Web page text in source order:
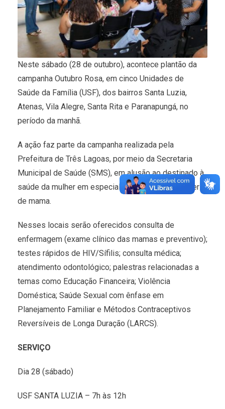
Neste sábado (28 de outubro), acontece plantão da
campanha Outubro Rosa, em cinco Unidades de
Saúde da Família (USF), dos bairros Santa Luzia,
Atenas, Vila Alegre, Santa Rita e Paranapungá, no
período da manhã.
A ação faz parte da campanha realizada pela
Prefeitura de Três Lagoas, por meio da Secretaria
Municipal de Saúde (SMS), em alusão ao destinado à
saúde da mulher em especial ao combate ao câncer
de mama.
Nesses locais serão oferecidos consulta de
enfermagem (exame clínico das mamas e preventivo);
testes rápidos de HIV/Sífilis; consulta médica;
atendimento odontológico; palestras relacionadas a
temas como Educação Financeira; Violência
Doméstica; Saúde Sexual com ênfase em
Planejamento Familiar e Métodos Contraceptivos
Reversíveis de Longa Duração (LARCS).
SERVIÇO
Dia 28 (sábado)
USF SANTA LUZIA – 7h às 12h